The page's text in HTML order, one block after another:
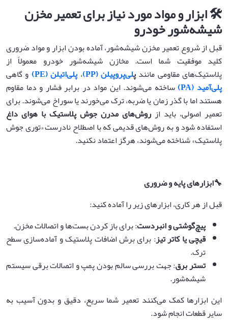
🛠️ ابزار و مواد مورد نیاز برای تعمیر مخزن
شیشه‌شور خودرو
قبل از شروع تعمیر مخزن شیشه‌شور، آماده بودن ابزار و مواد ضروری
کلید موفقیت شما است. مخازن شیشه‌شور خودرو معمولاً از
پلاستیک‌های مقاومی مانندپلی‌پروپیلن (PP) ،پلی‌اتیلن (PE)
و گاهی
پلی‌آمید (PA)
ساخته می‌شوند. این مواد در برابر فشار و دما مقاوم
هستند اما با گذر زمان یا ضربه، ترک می‌خورند یا سوراخ می‌شوند. برای
تعمیر اصولی، باید از روش‌های مدرن جوش پلاستیک با هوای داغ
استفاده شود و به روش‌های قدیمی که با اصطلاح نادرست «توری جوش
پلاستیک» شناخته می‌شوند، هرگز اعتماد نکنید.
🔧ابزارهای پایه و ضروری
قبل از هر کاری، ابزارهای زیر را آماده کنید:
پیچ‌گوشتی و انبردست: برای باز کردن بست‌ها و اتصالات مخزن.
قیچی یا کاتر تیز: برای برش اضافات پلاستیک و آماده‌سازی سطح
ترک.
تستر برق: جهت بررسی سالم بودن پمپ و اتصالات برقی سیستم
شیشه‌شور.
این ابزارها کمک می‌کنند تعمیر شما سریع، دقیق و بدون آسیب به
سایر قطعات انجام شود.